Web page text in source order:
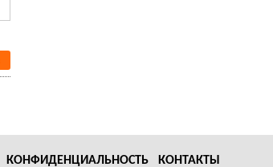
КОНФИДЕНЦИАЛЬНОСТЬ КОНТАКТЫ